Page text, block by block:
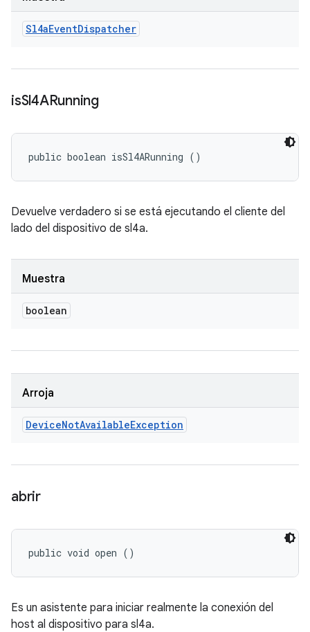
Sl4aEventDispatcher
isSl4ARunning
public boolean isSl4ARunning ()
Devuelve verdadero si se está ejecutando el cliente del
lado del dispositivo de sl4a.
Muestra
boolean
Arroja
DeviceNotAvailableException
abrir
public void open ()
Es un asistente para iniciar realmente la conexión del
host al dispositivo para sl4a.